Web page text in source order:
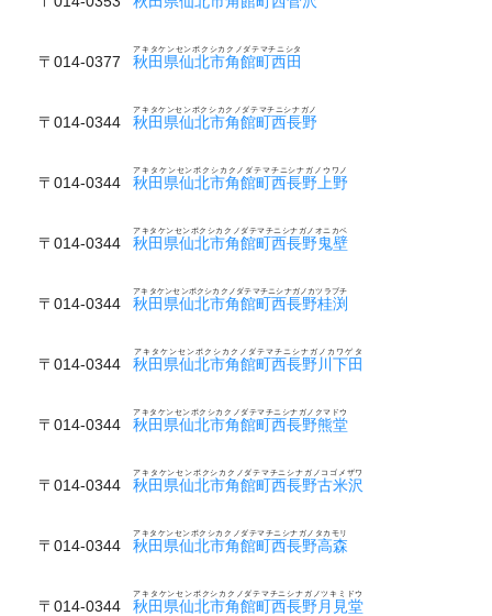
〒014-0377 秋田県仙北市角館町西田
アキタケンセンボクシカクノダテマチニシタ
〒014-0344 秋田県仙北市角館町西長野
アキタケンセンボクシカクノダテマチニシナガノ
〒014-0344 秋田県仙北市角館町西長野上野
アキタケンセンボクシカクノダテマチニシナガノウワノ
〒014-0344 秋田県仙北市角館町西長野鬼壁
アキタケンセンボクシカクノダテマチニシナガノオニカベ
〒014-0344 秋田県仙北市角館町西長野桂渕
アキタケンセンボクシカクノダテマチニシナガノカツラブチ
〒014-0344 秋田県仙北市角館町西長野川下田
アキタケンセンボクシカクノダテマチニシナガノカワゲタ
〒014-0344 秋田県仙北市角館町西長野熊堂
アキタケンセンボクシカクノダテマチニシナガノクマドウ
〒014-0344 秋田県仙北市角館町西長野古米沢
アキタケンセンボクシカクノダテマチニシナガノコゴメザワ
〒014-0344 秋田県仙北市角館町西長野高森
アキタケンセンボクシカクノダテマチニシナガノタカモリ
〒014-0344 秋田県仙北市角館町西長野月見堂
アキタケンセンボクシカクノダテマチニシナガノツキミドウ